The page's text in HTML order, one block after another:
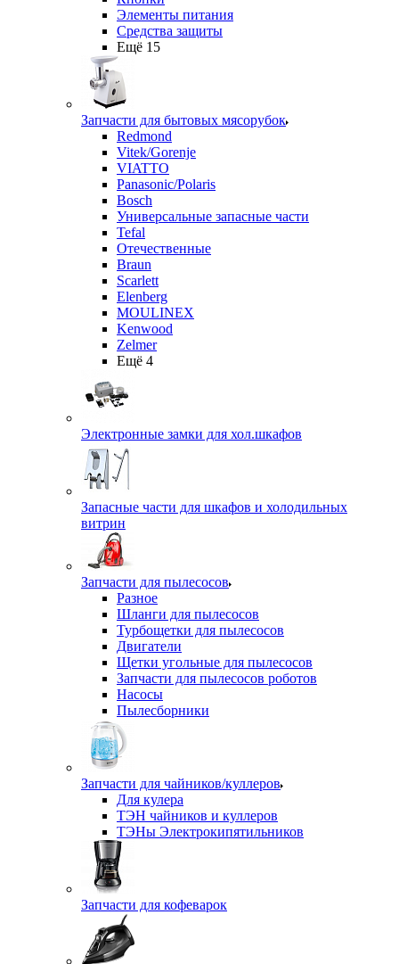
Элементы питания
Средства защиты
Ещё 15
Запчасти для бытовых мясорубок
Redmond
Vitek/Gorenje
VIATTO
Panasonic/Polaris
Bosch
Универсальные запасные части
Tefal
Отечественные
Braun
Scarlett
Elenberg
MOULINEX
Kenwood
Zelmer
Ещё 4
Электронные замки для хол.шкафов
Запасные части для шкафов и холодильных
витрин
Запчасти для пылесосов
Разное
Шланги для пылесосов
Турбощетки для пылесосов
Двигатели
Щетки угольные для пылесосов
Запчасти для пылесосов роботов
Насосы
Пылесборники
Запчасти для чайников/куллеров
Для кулера
ТЭН чайников и куллеров
ТЭНы Электрокипятильников
Запчасти для кофеварок